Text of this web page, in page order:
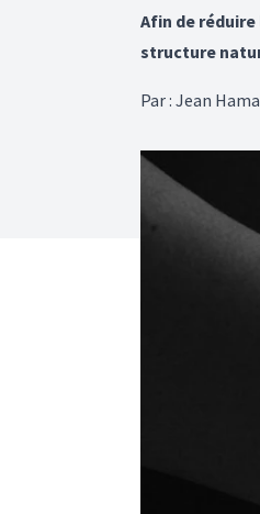
Afin de
structure
Par: Jean